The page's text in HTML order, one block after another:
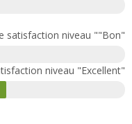
satisfaction niveau ""Bon"
niveau "Excellent"